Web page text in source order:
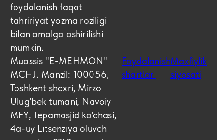
foydalanish faqat
tahririyat yozma roziligi
bilan amalga oshirilishi
mumkin.
Muassis "E-MEHMON"
MCHJ. Manzil: 100056,
Toshkent shaxri, Mirzo
Ulug'bek tumani, Navoiy
MFY, Tepamasjid ko'chasi,
4а-uy Litsenziya oluvchi
Foydalanish
shartlari
Maxfiylik
siyosati